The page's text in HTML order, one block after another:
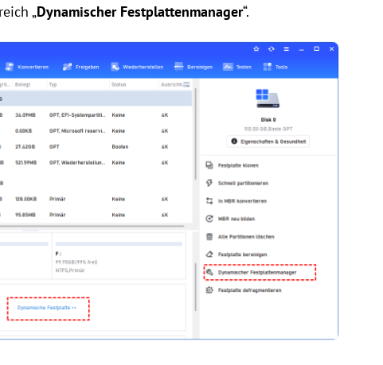
„Dynamischer Festplattenmanager“.